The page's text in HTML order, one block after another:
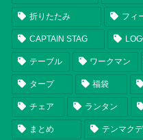
折りたたみ フィ
CAPTAIN STAG
テーブル ワークマン
タープ 福袋
チェア ランタン
まとめ テンマク